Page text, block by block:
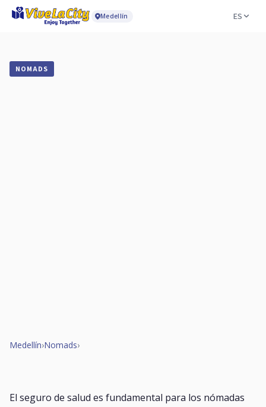
Medellín ES
NOMADS
Medellín›Nomads›
El seguro de salud es fundamental para los nómadas